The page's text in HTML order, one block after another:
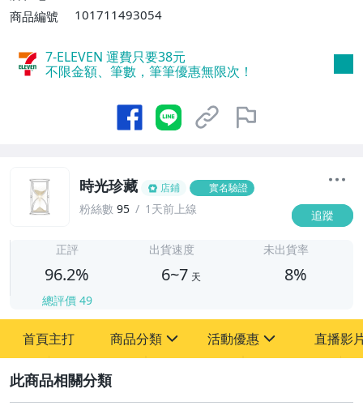
商品編號
101711493054
7-ELEVEN 運費只要38元
不限金額、筆數，筆筆優惠無限次！
時光珍藏 店鋪 實名驗證
粉絲數 95 1天前上線 追蹤
正評
96.2%
總評價 49
出貨速度
6~7 天
未出貨率
8%
首頁主打 商品分類
其它
活動優惠
[全店] 粉絲專享
直播影